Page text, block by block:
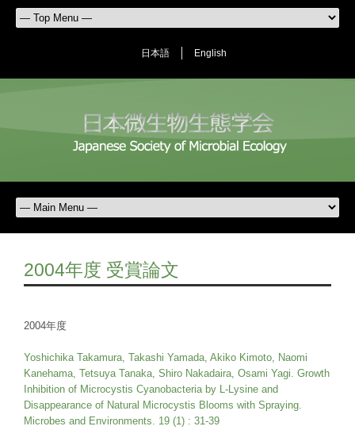
日本語 English
2004年度 受賞論文
2004年度
Yoshichika Takamura, Takashi Yamada, Akiko Kimoto, Naomi
Kanehama, Tetsuya Tanaka, Shiro Nakadaira, Osami Yagi. Growth
Inhibition of Microcystis Cyanobacteria by L-Lysine and
Disappearance of Natural Microcystis Blooms with Spraying.
Microbes and Environments. 19 (1) : 31-39